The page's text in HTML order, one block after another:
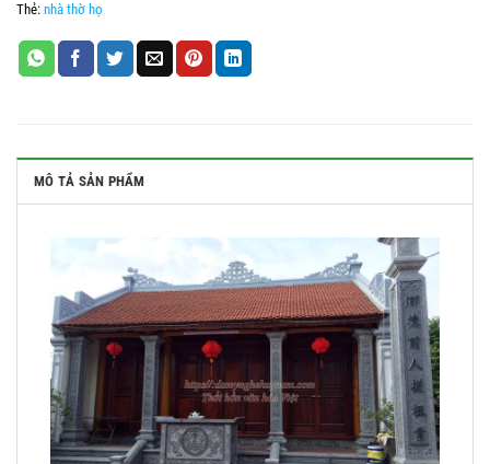
Thẻ: nhà thờ họ
MÔ TẢ SẢN PHẨM